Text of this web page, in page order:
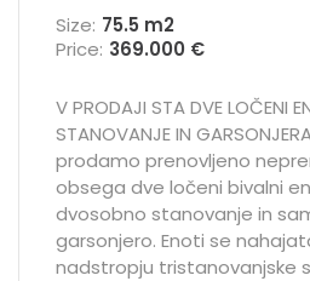
Size: 75.5 m2
Price: 369.000 €
V PRODAJI STA DVE LOČENI
STANOVANJE IN
prodamo prenovljeno
obsega dve ločeni bivalni
dvosobno stanovanje in
garsonjero. Enoti se
nadstropju tristanovanjske